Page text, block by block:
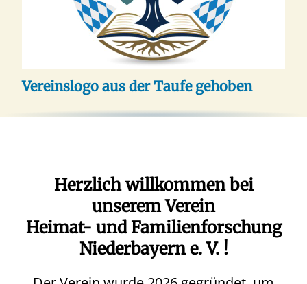
Vereinslogo aus der Taufe gehoben
Herzlich willkommen bei
unserem Verein
Heimat- und Familienforschung
Niederbayern e. V. !